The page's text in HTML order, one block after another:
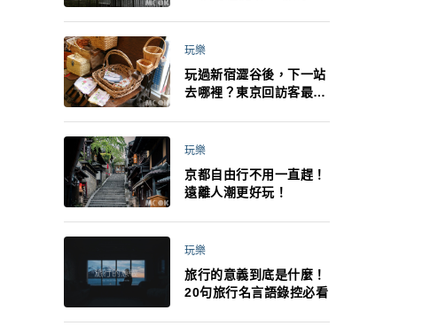
法！
玩樂
玩過新宿澀谷後，下一站
去哪裡？東京回訪客最推
玩樂
京都自由行不用一直趕！
遠離人潮更好玩！
玩樂
旅行的意義到底是什麼！
20句旅行名言語錄控必看